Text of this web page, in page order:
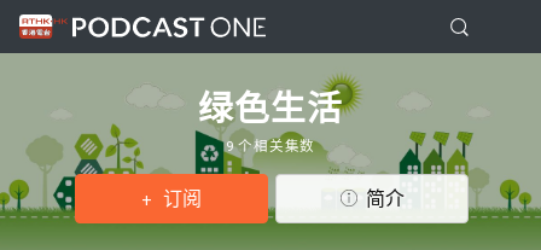
绿色生活
9 个相关集数
订阅 简介